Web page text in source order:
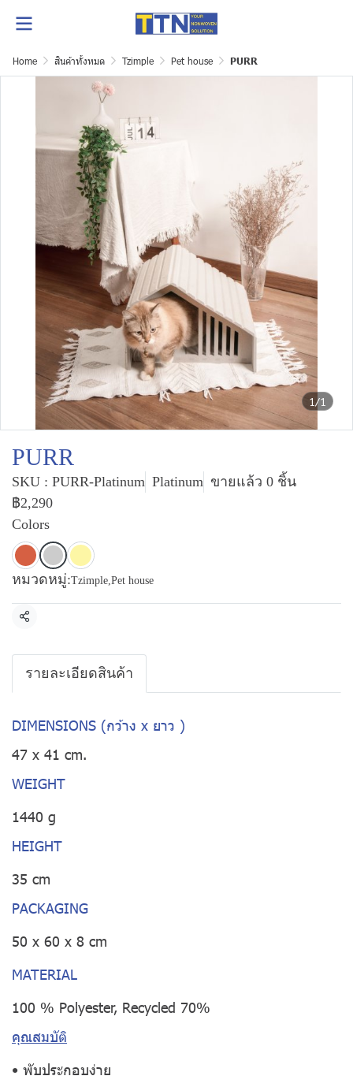
Home สินค้าทั้งหมด Tzimple Pet house PURR
1/1
PURR
SKU : PURR-Platinum Platinum ขายแล้ว 0 ชิ้น
฿2,290
Colors
หมวดหมู่:Tzimple,Pet house
แชร์
รายละเอียดสินค้า
DIMENSIONS (กว้าง x ยาว )
47 x 41 cm.
WEIGHT
1440 g
HEIGHT
35 cm
PACKAGING
50 x 60 x 8 cm
MATERIAL
100 % Polyester, Recycled 70%
คุณสมบัติ
• พับประกอบง่าย